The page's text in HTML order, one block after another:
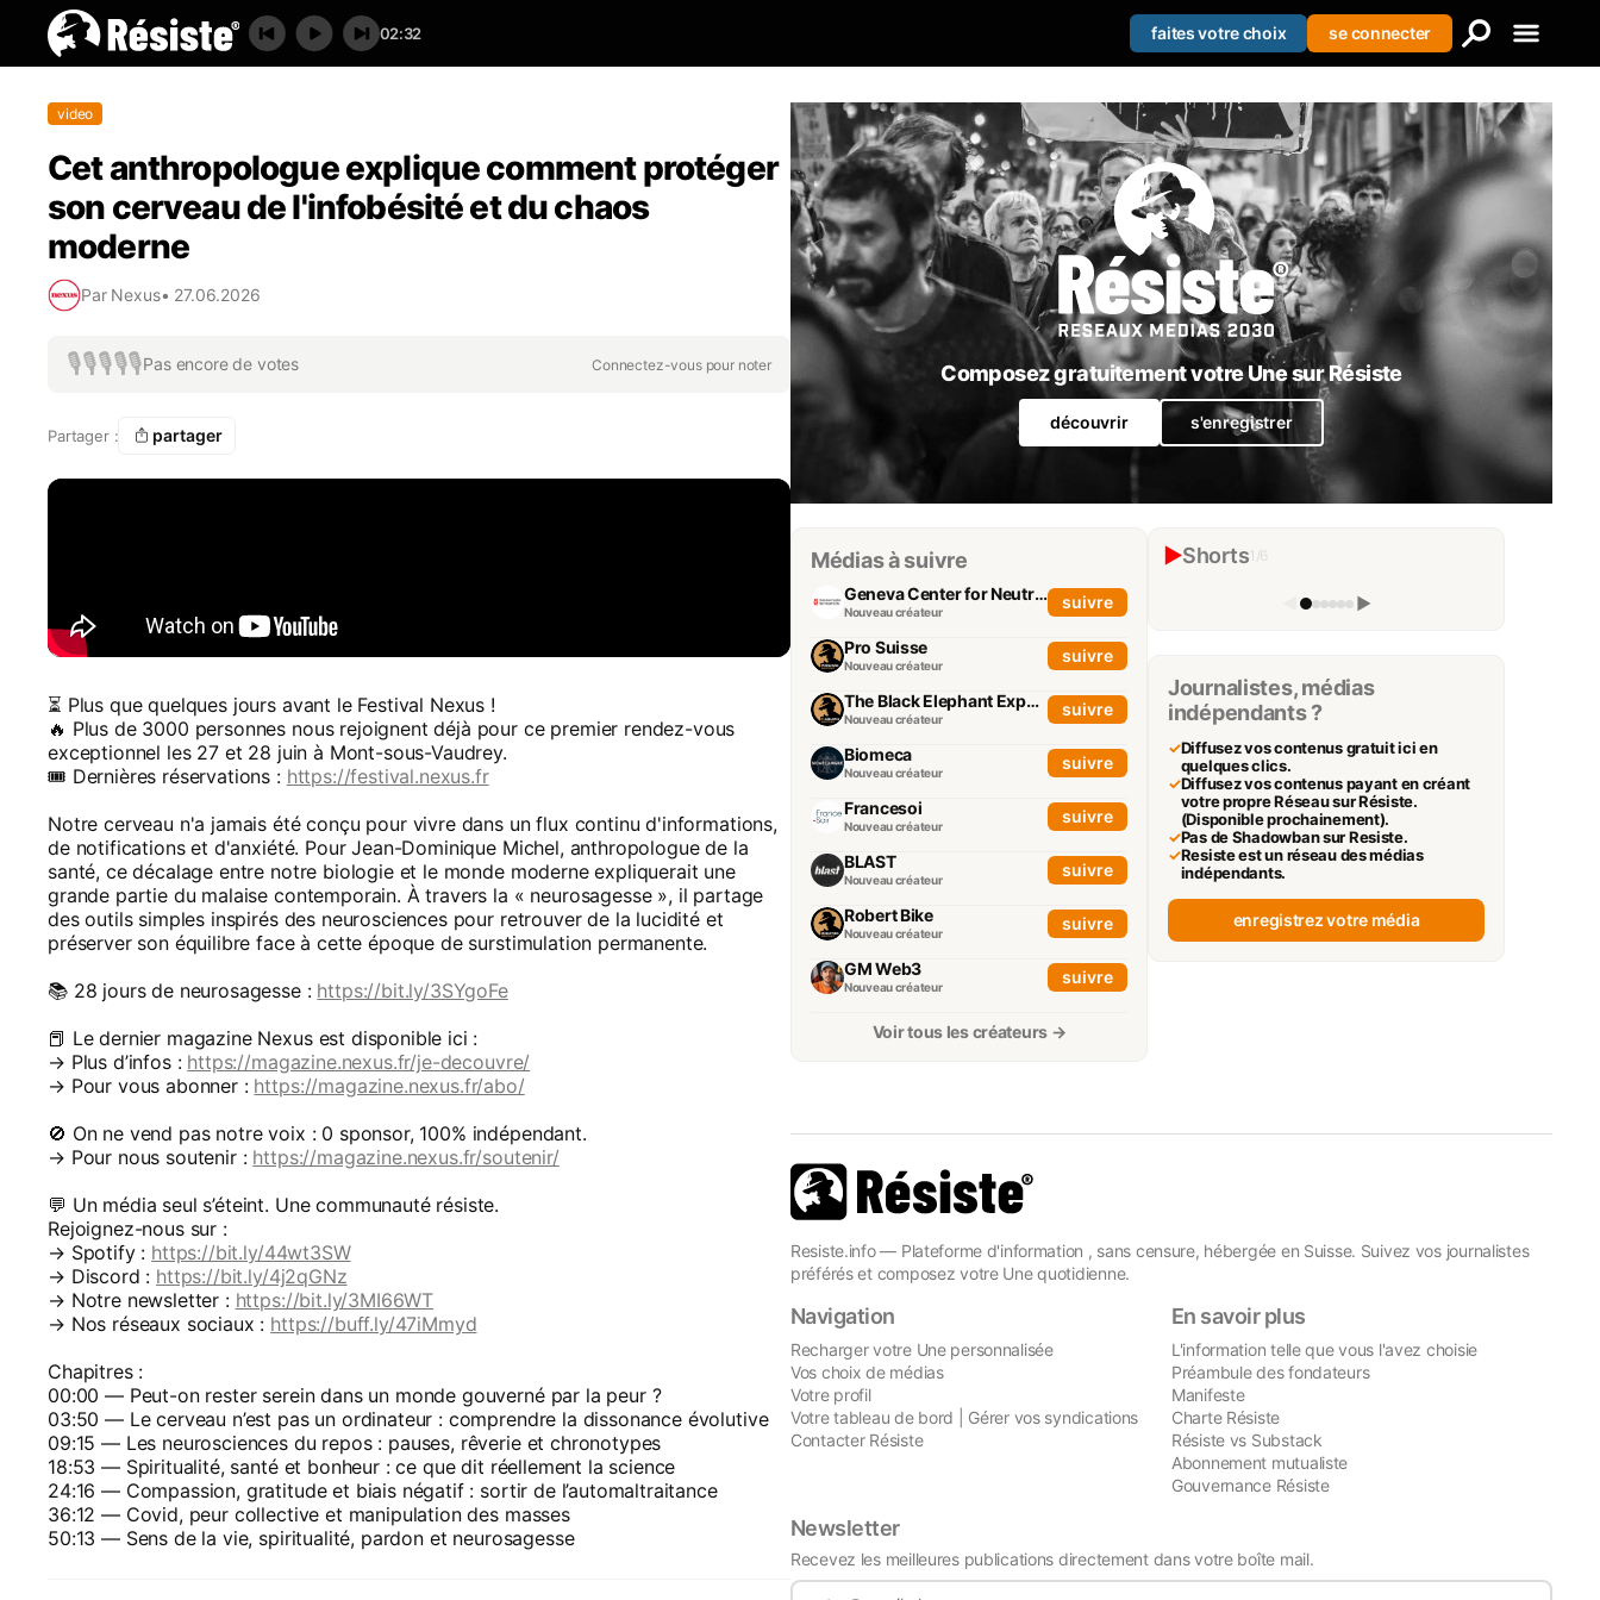
02:32 faites votre choix se connecter
Se connecter
S'enregistrer
video
Cet anthropologue explique comment protéger
son cerveau de l'infobésité et du chaos
moderne
Par Nexus• 27.06.2026
🎙️🎙️🎙️🎙️🎙️Pas encore de votes Connectez-vous pour noter
Partager : partager
⏳ Plus que quelques jours avant le Festival Nexus !
🔥 Plus de 3000 personnes nous rejoignent déjà pour ce premier rendez-vous
exceptionnel les 27 et 28 juin à Mont-sous-Vaudrey.
🎟️ Dernières réservations : https://festival.nexus.fr
Notre cerveau n'a jamais été conçu pour vivre dans un flux continu d'informations,
de notifications et d'anxiété. Pour Jean-Dominique Michel, anthropologue de la
santé, ce décalage entre notre biologie et le monde moderne expliquerait une
grande partie du malaise contemporain. À travers la « neurosagesse », il partage
des outils simples inspirés des neurosciences pour retrouver de la lucidité et
préserver son équilibre face à cette époque de surstimulation permanente.
📚 28 jours de neurosagesse : https://bit.ly/3SYgoFe
📕 Le dernier magazine Nexus est disponible ici :
→ Plus d’infos : https://magazine.nexus.fr/je-decouvre/
→ Pour vous abonner : https://magazine.nexus.fr/abo/
🚫 On ne vend pas notre voix : 0 sponsor, 100% indépendant.
→ Pour nous soutenir : https://magazine.nexus.fr/soutenir/
💬 Un média seul s’éteint. Une communauté résiste.
Rejoignez-nous sur :
→ Spotify : https://bit.ly/44wt3SW
→ Discord : https://bit.ly/4j2qGNz
→ Notre newsletter : https://bit.ly/3MI66WT
→ Nos réseaux sociaux : https://buff.ly/47iMmyd
Chapitres :
00:00 — Peut-on rester serein dans un monde gouverné par la peur ?
03:50 — Le cerveau n’est pas un ordinateur : comprendre la dissonance évolutive
09:15 — Les neurosciences du repos : pauses, rêverie et chronotypes
18:53 — Spiritualité, santé et bonheur : ce que dit réellement la science
24:16 — Compassion, gratitude et biais négatif : sortir de l’automaltraitance
36:12 — Covid, peur collective et manipulation des masses
50:13 — Sens de la vie, spiritualité, pardon et neurosagesse
Composez gratuitement votre Une sur Résiste
découvrir s'enregistrer
Médias à suivre
Geneva Center for Neutrality
Nouveau créateur
suivre
Pro Suisse
Nouveau créateur
suivre
The Black Elephant Experience
Nouveau créateur
suivre
Biomeca
Nouveau créateur
suivre
Francesoi
Nouveau créateur
suivre
BLAST
Nouveau créateur
suivre
Robert Bike
Nouveau créateur
suivre
GM Web3
Nouveau créateur
suivre
Voir tous les créateurs →
▶Shorts 1 /6
The Black Elephant Experience
▶
Journalistes, médias
indépendants ?
✓Diffusez vos contenus gratuit ici en
quelques clics.
✓Diffusez vos contenus payant en créant
votre propre Réseau sur Résiste.
(Disponible prochainement).
✓Pas de Shadowban sur Resiste.
✓Resiste est un réseau des médias
indépendants.
enregistrez votre média
Resiste.info — Plateforme d'information , sans censure, hébergée en Suisse. Suivez vos journalistes
préférés et composez votre Une quotidienne.
Navigation
Recharger votre Une personnalisée
Vos choix de médias
Votre profil
Votre tableau de bord | Gérer vos syndications
Contacter Résiste
En savoir plus
L'information telle que vous l'avez choisie
Préambule des fondateurs
Manifeste
Charte Résiste
Résiste vs Substack
Abonnement mutualiste
Gouvernance Résiste
Newsletter
Recevez les meilleures publications directement dans votre boîte mail.